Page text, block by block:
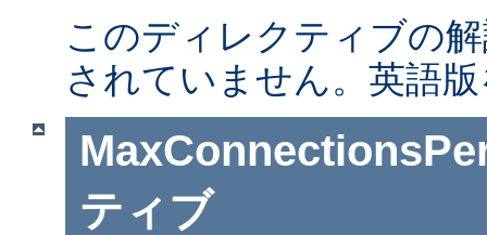
このディレクティブの
されていません。英語
ティブ